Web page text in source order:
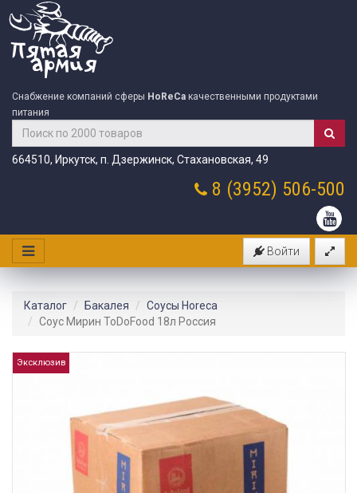
Снабжение компаний сферы HoReCa качественными продуктами
питания
664510, Иркутск, п. Дзержинск, Стахановская, 49
8 (3952) 506-500
Войти
Каталог Бакалея
Соусы Horeca
Соус Мирин ToDoFood 18л Россия
Эксклюзив